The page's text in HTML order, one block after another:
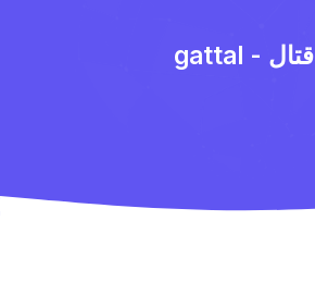
gattal - قتال